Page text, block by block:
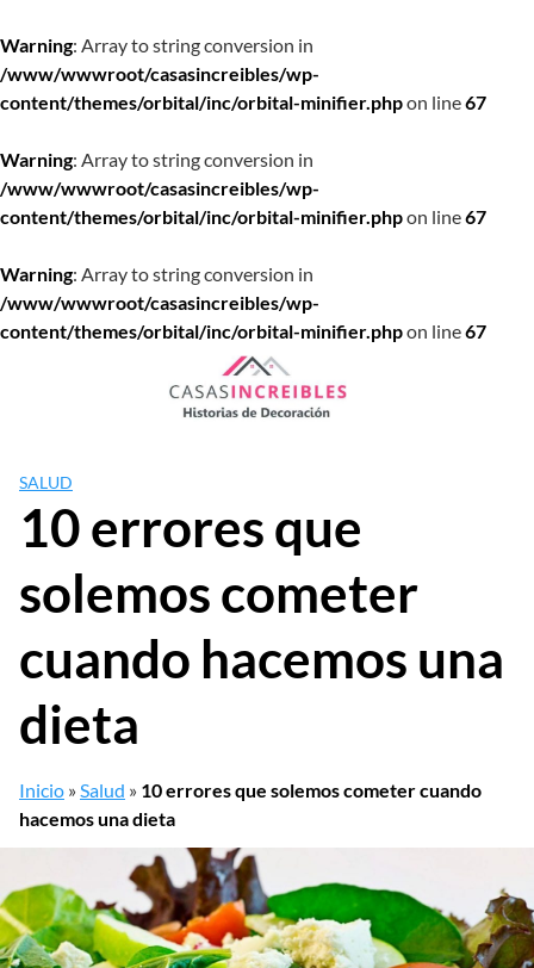
Warning: Array to string conversion in
/www/wwwroot/casasincreibles/wp-
content/themes/orbital/inc/orbital-minifier.phpon line67
Warning: Array to string conversion in
/www/wwwroot/casasincreibles/wp-
content/themes/orbital/inc/orbital-minifier.phpon line67
Warning: Array to string conversion in
/www/wwwroot/casasincreibles/wp-
content/themes/orbital/inc/orbital-minifier.phpon line67
SALUD
10 errores que
solemos cometer
cuando hacemos una
dieta
Inicio »Salud » 10 errores que solemos cometer cuando
hacemos una dieta